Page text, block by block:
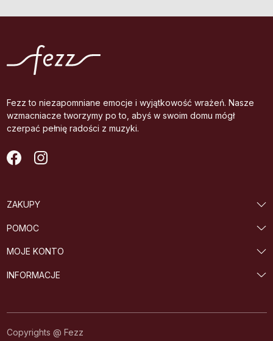
Fezz to niezapomniane emocje i wyjątkowość wrażeń. Nasze
wzmacniacze tworzymy po to, abyś w swoim domu mógł
czerpać pełnię radości z muzyki.
ZAKUPY
POMOC
MOJE KONTO
INFORMACJE
Copyrights @ Fezz